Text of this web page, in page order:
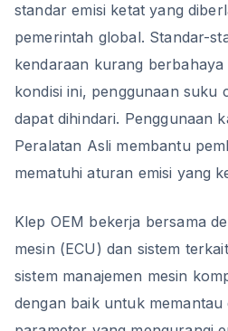
standar emisi ketat yang
pemerintah global. Standar-
kendaraan kurang berbahaya
kondisi ini, penggunaan suku
dapat dihindari. Penggunaan
Peralatan Asli membantu
mematuhi aturan emisi yang
Klep OEM bekerja bersama
mesin (ECU) dan sistem
sistem manajemen mesin
dengan baik untuk memantau